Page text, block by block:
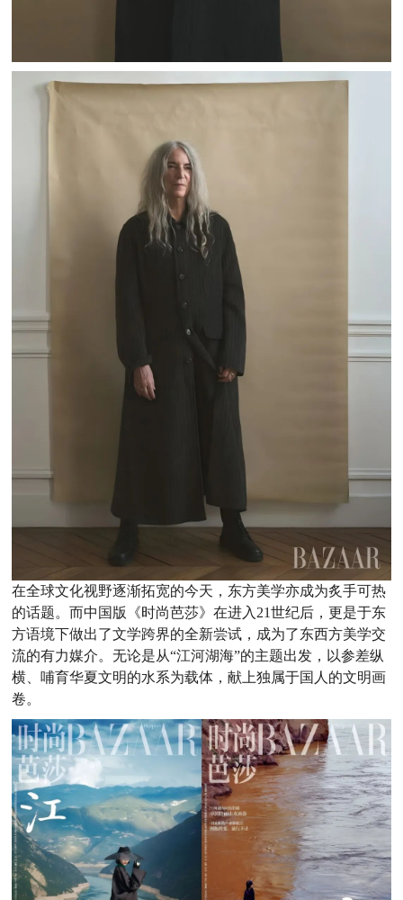
在全球文化视野逐渐拓宽的今天，东方美学亦成为炙手可热
的话题。而中国版《时尚芭莎》在进入21世纪后，更是于东
方语境下做出了文学跨界的全新尝试，成为了东西方美学交
流的有力媒介。无论是从“江河湖海”的主题出发，以参差纵
横、哺育华夏文明的水系为载体，献上独属于国人的文明画
卷。